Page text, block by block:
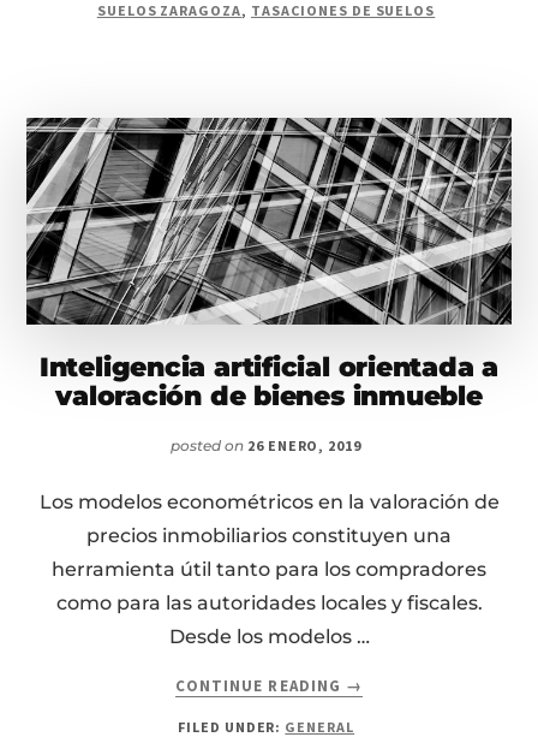
SUELOS ZARAGOZA, TASACIONES DE SUELOS
Inteligencia artificial orientada a
valoración de bienes inmueble
posted on 26 ENERO, 2019
Los modelos econométricos en la valoración de
precios inmobiliarios constituyen una
herramienta útil tanto para los compradores
como para las autoridades locales y fiscales.
Desde los modelos …
CONTINUE READING
ABOUT
ARTIFICIAL
→
FILED UNDER: GENERAL